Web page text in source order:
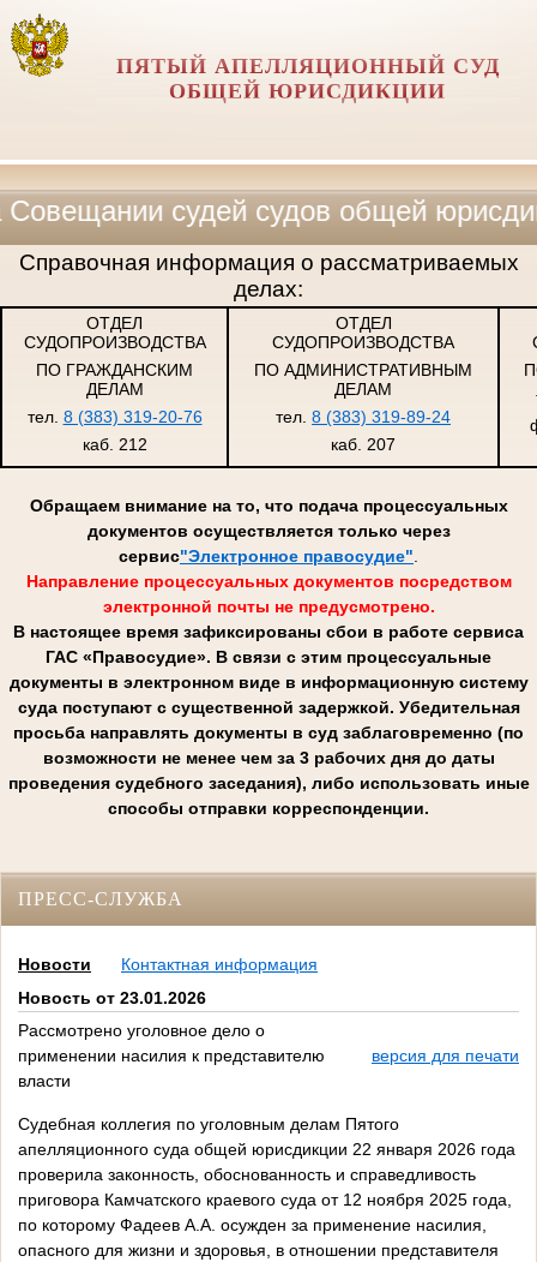
ПЯТЫЙ АПЕЛЛЯЦИОННЫЙ СУД
ОБЩЕЙ ЮРИСДИКЦИИ
судей судов общей
Справочная информация о рассматриваемых
делах:
ОТДЕЛ
СУДОПРОИЗВОДСТВА
ПО ГРАЖДАНСКИМ
ДЕЛАМ
тел. 8 (383) 319-20-76
каб. 212
ОТДЕЛ
СУДОПРОИЗВОДСТВА
ПО АДМИНИСТРАТИВНЫМ
ДЕЛАМ
тел. 8 (383) 319-89-24
каб. 207
Обращаем внимание на то, что подача процессуальных
документов осуществляется только через
сервис"Электронное правосудие"
Направление процессуальных документов посредством
электронной почты не предусмотрено.
В настоящее время зафиксированы сбои в работе сервиса
ГАС «Правосудие». В связи с этим процессуальные
документы в электронном виде в информационную систему
суда поступают с существенной задержкой. Убедительная
просьба направлять документы в суд заблаговременно (по
возможности не менее чем за 3 рабочих дня до даты
проведения судебного заседания), либо использовать иные
способы отправки корреспонденции.
ПРЕСС-СЛУЖБА
Новости
Контактная информация
Новость от 23.01.2026
Рассмотрено уголовное дело о
применении насилия к представителю
власти
версия для печати
Судебная коллегия по уголовным делам Пятого
апелляционного суда общей юрисдикции 22 января 2026 года
проверила законность, обоснованность и справедливость
приговора Камчатского краевого суда от 12 ноября 2025 года,
по которому Фадеев А.А. осужден за применение насилия,
опасного для жизни и здоровья, в отношении представителя